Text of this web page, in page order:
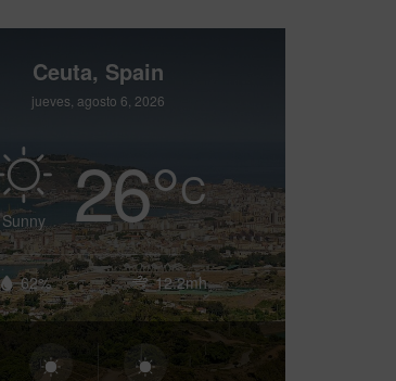
Ceuta, Spain
jueves, agosto 6, 2026
Sunny 26°C
62% 12.2mh